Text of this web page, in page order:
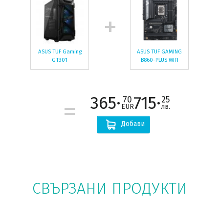
ASUS TUF Gaming
GT301
ASUS TUF GAMING
B860-PLUS WIFI
365· 70
EUR715·25
лв.
Добави
СВЪРЗАНИ ПРОДУКТИ